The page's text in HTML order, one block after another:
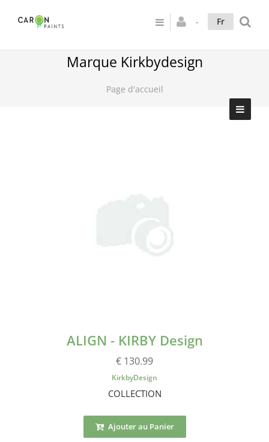
Fr
Marque Kirkbydesign
Page d'accueil
ALIGN - KIRBY Design
€ 130.99
KirkbyDesign
COLLECTION
Ajouter au Panier